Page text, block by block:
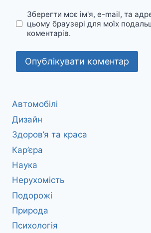
Зберегти моє ім'я, e-mail, та
цьому браузері для моїх
коментарів.
Автомобілі
Дизайн
Здоров’я та краса
Кар’єра
Наука
Нерухомість
Подорожі
Природа
Психологія